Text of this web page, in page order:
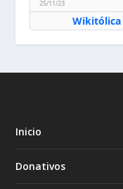
25/11/23
Wikitólica
Inicio
Donativos